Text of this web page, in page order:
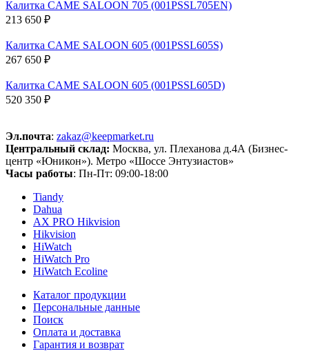
Калитка CAME SALOON 705 (001PSSL705EN)
213 650 ₽
Калитка CAME SALOON 605 (001PSSL605S)
267 650 ₽
Калитка CAME SALOON 605 (001PSSL605D)
520 350 ₽
Эл.почта: zakaz@keepmarket.ru
Центральный склад: Москва, ул. Плеханова д.4А (Бизнес-
центр «Юникон»). Метро «Шоссе Энтузиастов»
Часы работы: Пн-Пт: 09:00-18:00
Tiandy
Dahua
AX PRO Hikvision
Hikvision
HiWatch
HiWatch Pro
HiWatch Ecoline
Каталог продукции
Персональные данные
Поиск
Оплата и доставка
Гарантия и возврат